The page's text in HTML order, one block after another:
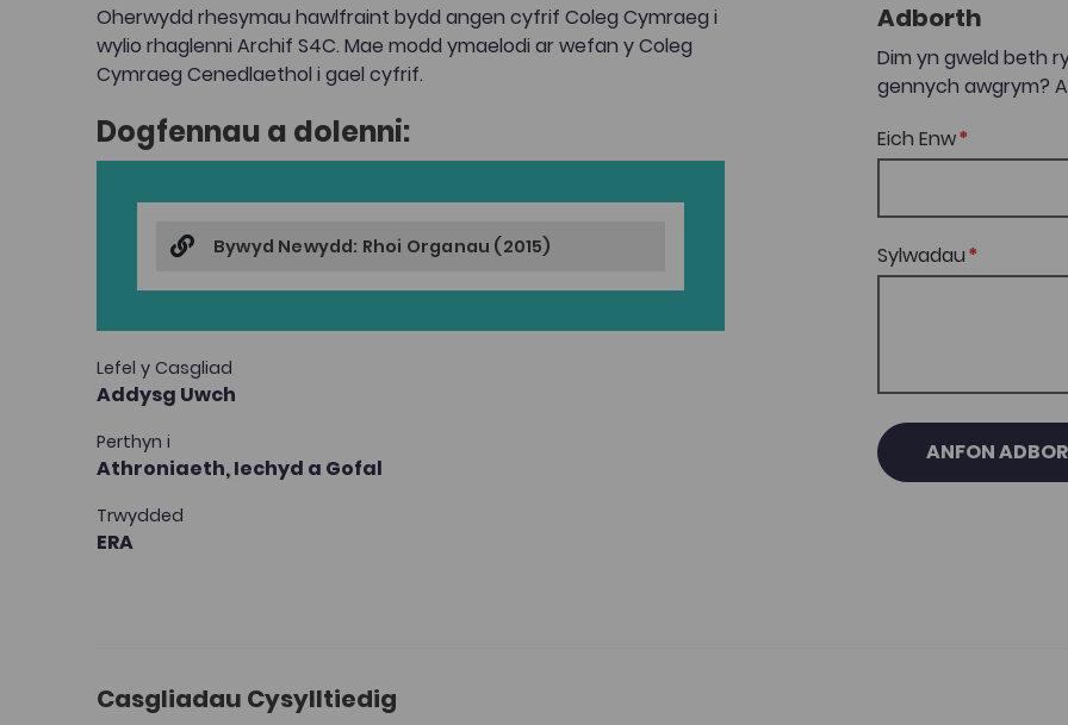
Oherwydd rhesymau hawlfraint bydd angen cyfrif Coleg Cymraeg i
wylio rhaglenni Archif S4C. Mae modd ymaelodi ar wefan y Coleg
Cymraeg Cenedlaethol i gael cyfrif.
Dogfennau a dolenni:
Bywyd Newydd: Rhoi Organau (2015)
Lefel y Casgliad
Addysg Uwch
Perthyn i
Athroniaeth,Iechyd a Gofal
Trwydded
ERA
Adborth
Dim yn gweld beth
gennych awgrym?
Eich Enw
Sylwadau
ANFON
Casgliadau Cysylltiedig